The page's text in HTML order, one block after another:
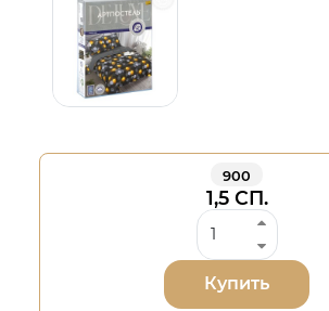
900
1,5 СП.
Купить